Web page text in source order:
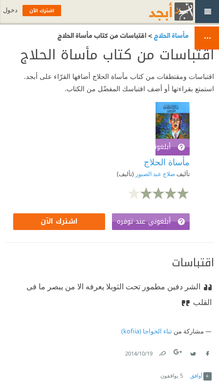
مأساة الحلاج> اقتباسات من كتاب مأساة الحلاج
اقتباسات من كتاب مأساة الحلاج
اقتباسات ومقتطفات من كتاب مأساة الحلاج أضافها القرّاء على أبجد.
استمتع بقراءتها أو أضف اقتباسك المفضّل من الكتاب.
أبلغوني عند توفره
مأساة الحلاج
تأليفصلاح عبد الصبور (تأليف)
أبلغوني عند توفره اشترك الآن
اقتباسات
الشر دفين مطمور تحت الثوبلا يعرفه الا من يبصر ما فى
القلب
مشاركة من ثناء الخواجا (kofiia)
19‏/10‏/2014
أوافق 5 يوافقون
اشترك الآن دخول